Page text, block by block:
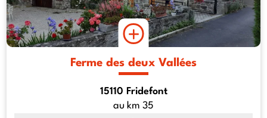
Ferme des deux Vallées
15110 Fridefont
au km 35